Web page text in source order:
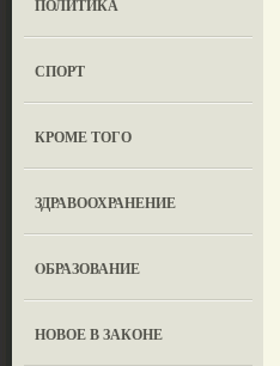
ПОЛИТИКА
СПОРТ
КРОМЕ ТОГО
ЗДРАВООХРАНЕНИЕ
OБРАЗОВАНИЕ
НОВОЕ В ЗАКОНЕ